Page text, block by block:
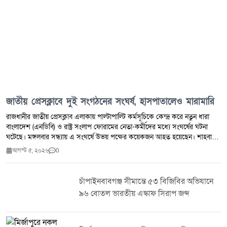
জাতীয় প্রেসক্লাবে দুই সংগঠনের সংঘর্ষ, হাসপাতালেও মারামারি
রাজধানীর জাতীয় প্রেসক্লাব এলাকায় পাল্টাপাল্টি কর্মসূচিকে কেন্দ্র করে নতুন ধারা
বাংলাদেশ (এনডিবি) ও রাষ্ট্র সংলাপ ফোরামের নেতা-কর্মীদের মধ্যে সংঘর্ষের ঘটনা
ঘটেছে। মঙ্গলবার সন্ধ্যায় এ সংঘর্ষে উভয় পক্ষের কয়েকজন আহত হয়েছেন। শাহবাগ
থানা-পুলিশ সূত্রে জানা যায়, গত শনিবার জুলাই গণ-অভ্যুত্থান ও শহীদদের নিয়ে কটূক্তি
এনডিবির কার্যালয়ে শান্তা ফারজানাকে মারধরের অভিযোগও রয়েছে। প্রত্যক্ষদর্শী ও
পুলিশ জানায়, ওই ঘটনার জেরে মঙ্গলবার সন্ধ্যায় জাতীয় প্রেসক্লাব এলাকায় দুই সংগঠন
আলাদা কর্মসূচি পালন করছিল। একপর্যায়ে উভয় পক্ষের নেতা-কর্মীরা মারামারিতে
ফারজানাসহ কয়েকজন আ ন ম আয়াসকে মারধর করছেন। একপর্যায়ে আয়াস মাটিতে
আগস্ট ৫, ২০২৬ 0
চাঁপাইনবাবগঞ্জ সীমান্তে ৫৩ বিজিবির অভিযানে
৯৬ বোতল ভারতীয় এস্কাফ সিরাপ জব্দ